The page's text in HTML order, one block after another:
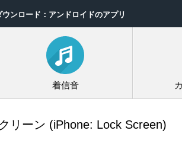
ンロード：アンドロイドのアプリ
着信音
リーン (iPhone: Lock Screen)